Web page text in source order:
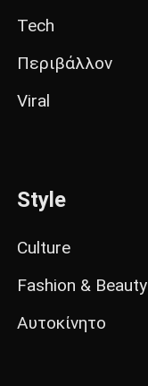
Tech
Περιβάλλον
Viral
Style
Culture
Fashion & Beauty
Αυτοκίνητο